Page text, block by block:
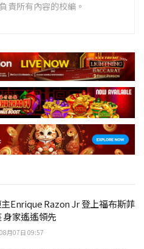
責所有內容的校編。
Enrique Razon Jr 登上福布斯菲
家遙遙領先
月07日 09:57